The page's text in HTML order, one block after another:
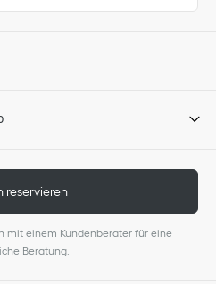
reservieren
mit einem Kundenberater für eine
Beratung.